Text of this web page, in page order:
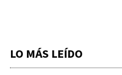
LO MÁS LEÍDO